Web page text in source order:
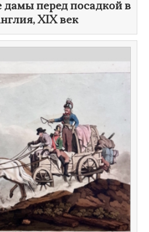
дамы перед посадкой в
XIX век